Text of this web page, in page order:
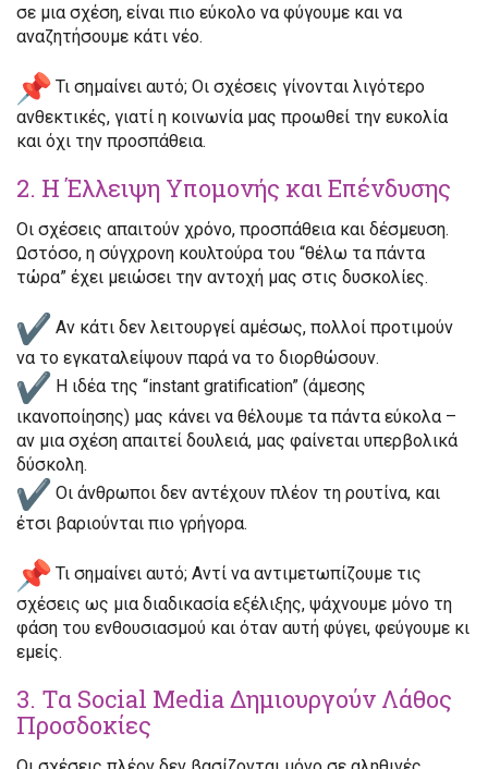
σε μια σχέση, είναι πιο εύκολο να φύγουμε και να
αναζητήσουμε κάτι νέο.
Τι σημαίνει αυτό; Οι σχέσεις γίνονται λιγότερο
ανθεκτικές, γιατί η κοινωνία μας προωθεί την ευκολία
και όχι την προσπάθεια.
2. Η Έλλειψη Υπομονής και Επένδυσης
Οι σχέσεις απαιτούν χρόνο, προσπάθεια και δέσμευση.
Ωστόσο, η σύγχρονη κουλτούρα του “θέλω τα πάντα
τώρα” έχει μειώσει την αντοχή μας στις δυσκολίες.
Αν κάτι δεν λειτουργεί αμέσως, πολλοί προτιμούν
να το εγκαταλείψουν παρά να το διορθώσουν.
Η ιδέα της “instant gratification” (άμεσης
ικανοποίησης) μας κάνει να θέλουμε τα πάντα εύκολα –
αν μια σχέση απαιτεί δουλειά, μας φαίνεται υπερβολικά
δύσκολη.
Οι άνθρωποι δεν αντέχουν πλέον τη ρουτίνα, και
έτσι βαριούνται πιο γρήγορα.
Τι σημαίνει αυτό; Αντί να αντιμετωπίζουμε τις
σχέσεις ως μια διαδικασία εξέλιξης, ψάχνουμε μόνο τη
φάση του ενθουσιασμού και όταν αυτή φύγει, φεύγουμε κι
εμείς.
3. Τα Social Media Δημιουργούν Λάθος
Προσδοκίες